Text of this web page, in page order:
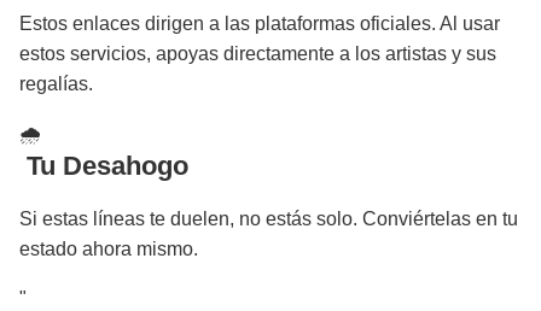
Estos enlaces dirigen a las plataformas oficiales. Al usar
estos servicios, apoyas directamente a los artistas y sus
regalías.
🌧
️ Tu Desahogo
Si estas líneas te duelen, no estás solo. Conviértelas en tu
estado ahora mismo.
"